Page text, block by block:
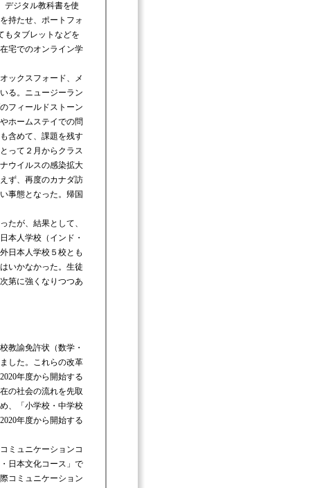
ジタル教科書を使
持たせ、ポートフォ
もタブレットなどを
宅でのオンライン学
ックスフォード、メ
る。ニュージーラン
フィールドストーン
ホームステイでの問
含めて、課題を残す
って２月からクラス
ウイルスの感染拡大
ず、再度のカナダ訪
事態となった。帰国
たが、結果として、
本人学校（インド・
日本人学校５校とも
いかなかった。生徒
第に強くなりつつあ
教諭免許状（数学・
した。これらの改革
年度から開始する
の社会の流れを先取
、「小学校・中学校
年度から開始する
ミュニケーションコ
日本文化コース」で
コミュニケーション